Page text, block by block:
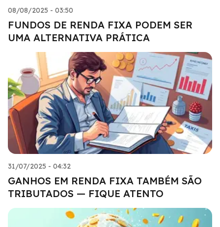
08/08/2025 - 03:50
FUNDOS DE RENDA FIXA PODEM SER
UMA ALTERNATIVA PRÁTICA
31/07/2025 - 04:32
GANHOS EM RENDA FIXA TAMBÉM SÃO
TRIBUTADOS — FIQUE ATENTO